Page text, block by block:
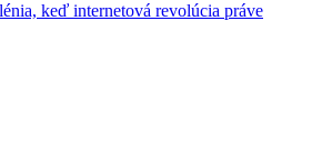
keď internetová revolúcia práve